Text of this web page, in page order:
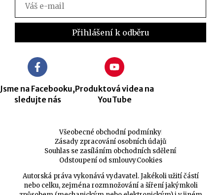
Jsme na Facebooku,
sledujte nás
Produktová videa na
YouTube
Všeobecné obchodní podmínky
Zásady zpracování osobních údajů
Souhlas se zasíláním obchodních sdělení
Odstoupení od smlouvyCookies
Autorská práva vykonává vydavatel. Jakékoli užití částí
nebo celku, zejména rozmnožování a šíření jakýmkoli